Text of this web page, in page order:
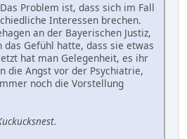
Problem ist, dass sich im Fall
Interessen brechen.
an der Bayerischen Justiz,
Gefühl hatte, dass sie etwas
hat man Gelegenheit, es ihr
die Angst vor der Psychiatrie,
noch die Vorstellung